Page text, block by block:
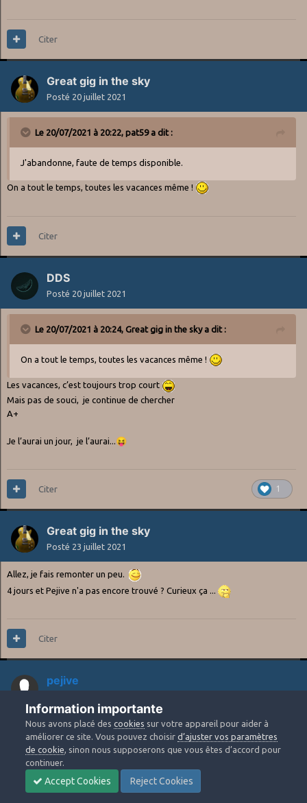
Citer
Great gig in the sky
Posté 20 juillet 2021
Le 20/07/2021 à 20:22, pat59a dit :
J'abandonne, faute de temps disponible.
On a tout le temps, toutes les vacances même !
Citer
DDS
Posté 20 juillet 2021
Le 20/07/2021 à 20:24, Great gig in the skya dit :
On a tout le temps, toutes les vacances même !
Les vacances, c’est toujours trop court
Mais pas de souci, je continue de chercher
A+
Je l’aurai un jour, je l’aurai... 😝
1
Citer
Great gig in the sky
Posté 23 juillet 2021
Allez, je fais remonter un peu.
4 jours et Pejive n'a pas encore trouvé ? Curieux ça ...
Citer
pejive
Le 23/07/2021 à 10:02,Great gig in the sky a dit :
4 jours et Pejive n'a pas encore trouvé ? Curieux ça ...
Information importante
Nous avons placé descookies sur votre appareil pour aider à
améliorer ce site. Vous pouvez choisird’ajuster vos paramètres
de cookie, sinon nous supposerons que vous êtes d’accord pour
continuer.
Accept Cookies Reject Cookies